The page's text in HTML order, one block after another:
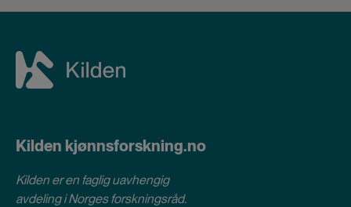
Kilden kjønnsforskning.no
Kilden er en faglig uavhengig
avdeling iNorges forskningsråd.